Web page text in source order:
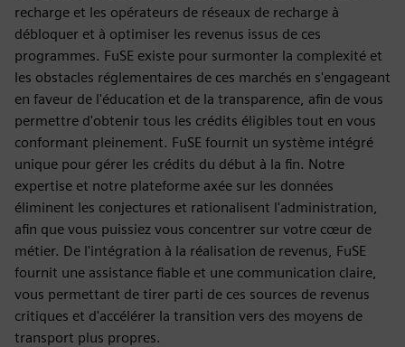
recharge et les opérateurs de réseaux de recharge à
débloquer et à optimiser les revenus issus de ces
programmes. FuSE existe pour surmonter la complexité et
les obstacles réglementaires de ces marchés en s'engageant
en faveur de l'éducation et de la transparence, afin de vous
permettre d'obtenir tous les crédits éligibles tout en vous
conformant pleinement. FuSE fournit un système intégré
unique pour gérer les crédits du début à la fin. Notre
expertise et notre plateforme axée sur les données
éliminent les conjectures et rationalisent l'administration,
afin que vous puissiez vous concentrer sur votre cœur de
métier. De l'intégration à la réalisation de revenus, FuSE
fournit une assistance fiable et une communication claire,
vous permettant de tirer parti de ces sources de revenus
critiques et d'accélérer la transition vers des moyens de
transport plus propres.